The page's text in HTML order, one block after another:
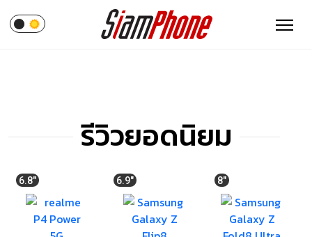
รีวิวยอดนิยม
6.8" 6.9" 8"